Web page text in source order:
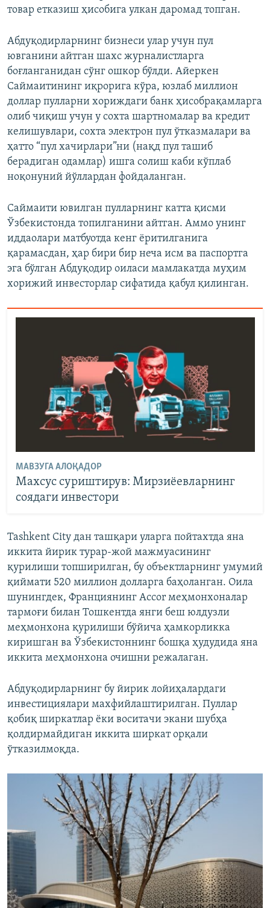
товар етказиш ҳисобига улкан даромад топган.
Абдуқодирларнинг бизнеси улар учун пул
ювганини айтган шахс журналистларга
боғланганидан сўнг ошкор бўлди. Айеркен
Саймаитининг иқрорига кўра, юзлаб миллион
доллар пулларни хориждаги банк ҳисобрақамларга
олиб чиқиш учун у сохта шартномалар ва кредит
келишувлари, сохта электрон пул ўтказмалари ва
ҳатто “пул хачирлари”ни (нақд пул ташиб
берадиган одамлар) ишга солиш каби кўплаб
ноқонуний йўллардан фойдаланган.
Саймаити ювилган пулларнинг катта қисми
Ўзбекистонда топилганини айтган. Аммо унинг
иддаолари матбуотда кенг ёритилганига
қарамасдан, ҳар бири бир неча исм ва паспортга
эга бўлган Абдуқодир оиласи мамлакатда муҳим
хорижий инвесторлар сифатида қабул қилинган.
МАВЗУГА АЛОҚАДОР
Махсус суриштирув: Мирзиёевларнинг
соядаги инвестори
Tashkent City дан ташқари уларга пойтахтда яна
иккита йирик турар-жой мажмуасининг
қурилиши топширилган, бу объектларнинг умумий
қиймати 520 миллион долларга баҳоланган. Оила
шунингдек, Франциянинг Accor меҳмонхоналар
тармоғи билан Тошкентда янги беш юлдузли
меҳмонхона қурилиши бўйича ҳамкорликка
киришган ва Ўзбекистоннинг бошқа ҳудудида яна
иккита меҳмонхона очишни режалаган.
Абдуқодирларнинг бу йирик лойиҳалардаги
инвестициялари махфийлаштирилган. Пуллар
қобиқ ширкатлар ёки воситачи экани шубҳа
қолдирмайдиган иккита ширкат орқали
ўтказилмоқда.